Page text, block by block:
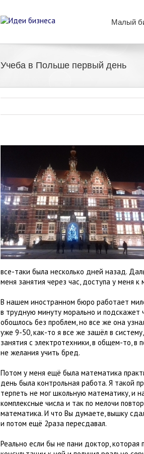
Малый
Учеба в Польше первый день
все-таки была несколько дней назад.
меня занятия через час, доступа у меня
В нашем иностранном бюро работает
в трудную минуту морально и подскажет
обошлось без проблем, но все же она
уже 9-50, как-то я все же зашёл в
занятия с электротехники, в общем-то, в
не желания учить бред.
Потом у меня ещё была математика
день была контрольная работа. Я такой
терпеть не мог школьную математику, и
комплексные числа и так по мелочи
математика. И что Вы думаете, вышку
и потом ещё 2раза пересдавал.
Реально если бы не пани доктор,